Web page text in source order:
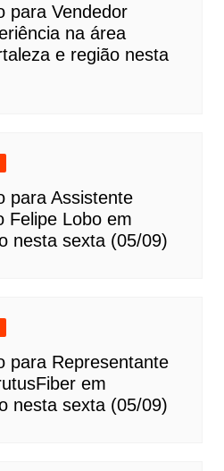
para Vendedor
na área
e região nesta
para Assistente
Felipe Lobo em
nesta sexta (05/09)
para Representante
em
nesta sexta (05/09)